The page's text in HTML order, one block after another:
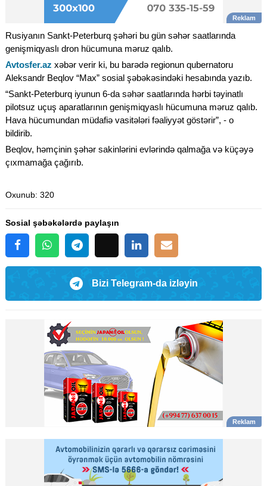
Rusiyanın Sankt-Peterburq şəhəri bu gün səhər saatlarında
genişmiqyaslı dron hücumuna məruz qalıb.
Avtosfer.az xəbər verir ki, bu barədə regionun qubernatoru
Aleksandr Beqlov “Max” sosial şəbəkəsindəki hesabında yazıb.
“Sankt-Peterburq iyunun 6-da səhər saatlarında hərbi təyinatlı
pilotsuz uçuş aparatlarının genişmiqyaslı hücumuna məruz qalıb.
Hava hücumundan müdafiə vasitələri fəaliyyət göstərir”, - o
bildirib.
Beqlov, həmçinin şəhər sakinlərini evlərində qalmağa və küçəyə
çıxmamağa çağırıb.
Oxunub: 320
Sosial şəbəkələrdə paylaşın
Bizi Telegram-da izləyin